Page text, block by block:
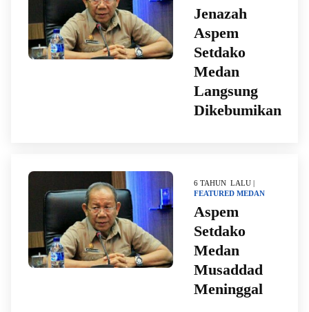
Jenazah
Aspem
Setdako
Medan
Langsung
Dikebumikan
6 TAHUN LALU |
FEATURED MEDAN
Aspem
Setdako
Medan
Musaddad
Meninggal